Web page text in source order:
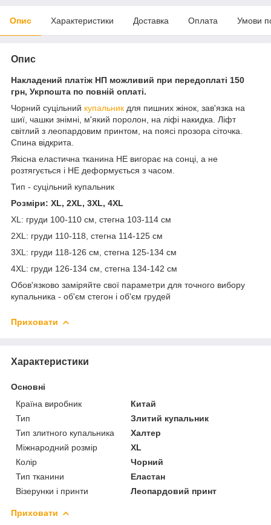
Опис Характеристики Доставка Оплата Умови
Опис
Накладений платіж НП можливий при передоплаті 150
грн, Укрпошта по повній оплаті.
Чорний суцільний купальник для пишних жінок, зав'язка на
шиї, чашки знімні, м'який поролон, на ліфі накидка. Ліфт
світлий з леопардовим принтом, на поясі прозора сіточка.
Спина відкрита.
Якісна еластична тканина НЕ вигорає на сонці, а не
розтягується і НЕ деформується з часом.
Тип - суцільний купальник
Розміри: XL, 2XL, 3XL, 4XL
XL: груди 100-110 см, стегна 103-114 см
2XL: груди 110-118, стегна 114-125 см
3XL: груди 118-126 см, стегна 125-134 см
4XL: груди 126-134 см, стегна 134-142 см
Обов'язково заміряйте свої параметри для точного вибору
купальника - об'єм стегон і об'єм грудей
Приховати
Характеристики
Основні
Країна виробник
Китай
Тип
Злитий купальник
Тип злитного купальника
Халтер
Міжнародний розмір
XL
Колір
Чорний
Тип тканини
Еластан
Візерунки і принти
Леопардовий принт
Приховати